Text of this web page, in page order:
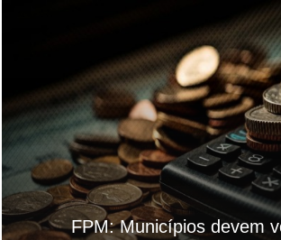
FPM: Municípios devem